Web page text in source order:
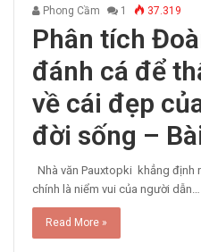
Phong Cầm 1 37.319
Phân tích
đánh cá để
về cái đẹp
đời sống –
Nhà văn Pauxtopki khẳng định
chính là niểm vui của người dẫn…
Read More »